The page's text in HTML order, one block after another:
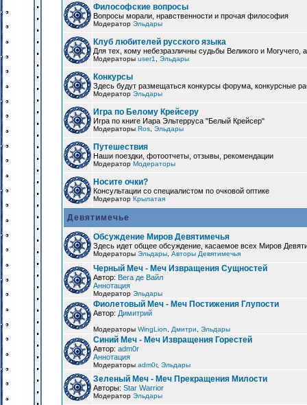
Философские вопросы
Вопросы морали, нравственности и прочая философия
Модератор Эльдары
Клуб любителей русского языка
Для тех, кому небезразличны судьбы Великого и Могучего,
Модераторы user1 Эльдары
Конкурсы
Здесь будут размещаться конкурсы форума, конкурсные
Модератор Эльдары
Игра по Белому Крейсеру
Игра по книге Иара Эльтерруса "Белый Крейсер"
Модераторы Ros Эльдары
Путешествия
Наши поездки, фотоотчеты, отзывы, рекомендации
Модератор Модераторы
Носите очки?
Консультации со специалистом по очковой оптике
Модератор Крылатая
Девятимечье
Обсуждение Миров Девятимечья
Здесь идет общее обсуждение, касаемое всех Миров
Модераторы Эльдары Авторы Девятимечья
Черный Меч - Меч Извращения Сущностей
Автор: Вега де Вайл
Аннотация
Модератор Эльдары
Фиолетовый Меч - Меч Постижения Глупости
Автор: Димитрий
Модераторы WingLion Дмитри Эльдары
Синий Меч - Меч Извращения Горестей
Автор: adm0r
Аннотация
Модераторы adm0r, Эльдары
Зеленый Меч - Меч Прекращения Милости
Авторы: Star Warrior
Модератор Эльдары